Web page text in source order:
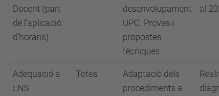
Docent (part
de l'aplicació
d'horaris)
desenvolupament
UPC. Proves i
propostes
tècniques
al
Adequació a
ENS
Totes
Adaptació dels
procediments a